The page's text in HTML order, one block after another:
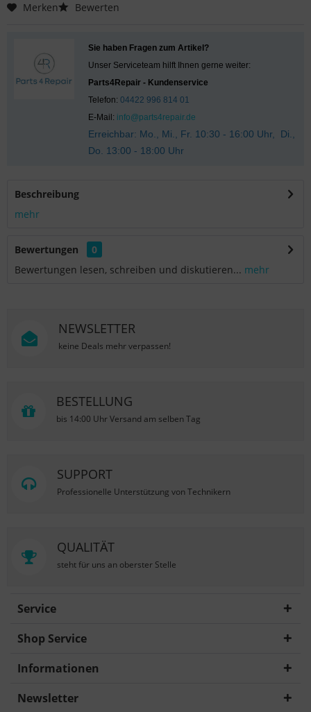
Merken Bewerten
Sie haben Fragen zum Artikel?
Unser Serviceteam hilft Ihnen gerne weiter:
Parts4Repair - Kundenservice
Telefon: 04422 996 814 01
E-Mail: info@parts4repair.de
Erreichbar: Mo., Mi., Fr. 10:30 - 16:00 Uhr, Di.,
Do. 13:00 - 18:00 Uhr
Beschreibung
mehr
Bewertungen
0
Bewertungen lesen, schreiben und diskutieren... mehr
NEWSLETTER
keine Deals mehr verpassen!
BESTELLUNG
bis 14:00 Uhr Versand am selben Tag
SUPPORT
Professionelle Unterstützung von Technikern
QUALITÄT
steht für uns an oberster Stelle
Service
Shop Service
Informationen
Newsletter